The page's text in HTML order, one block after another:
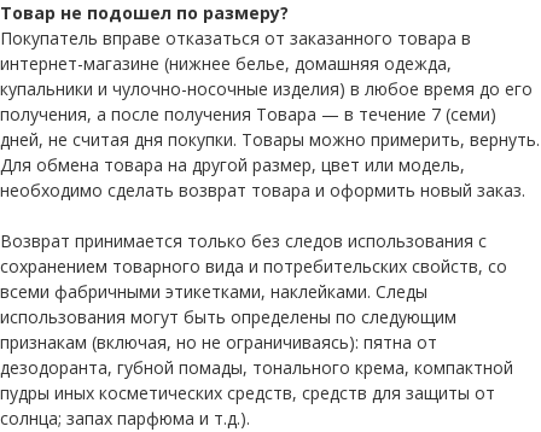
Товар не подошел по размеру?
Покупатель вправе отказаться от заказанного товара в
интернет-магазине (нижнее белье, домашняя одежда,
купальники и чулочно-носочные изделия) в любое время до его
получения, а после получения Товара — в течение 7 (семи)
дней, не считая дня покупки. Товары можно примерить, вернуть.
Для обмена товара на другой размер, цвет или модель,
необходимо сделать возврат товара и оформить новый заказ.
Возврат принимается только без следов использования с
сохранением товарного вида и потребительских свойств, со
всеми фабричными этикетками, наклейками. Следы
использования могут быть определены по следующим
признакам (включая, но не ограничиваясь): пятна от
дезодоранта, губной помады, тонального крема, компактной
пудры иных косметических средств, средств для защиты от
солнца; запах парфюма и т.д.).